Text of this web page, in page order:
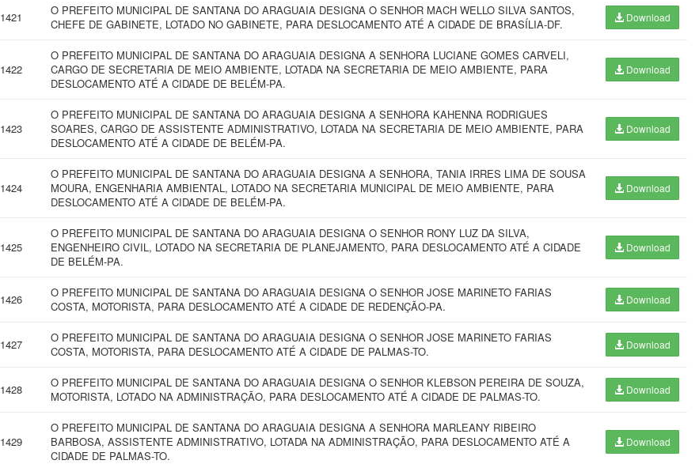
1421
O PREFEITO MUNICIPAL DE SANTANA DO ARAGUAIA DESIGNA O SENHOR MACH WELLO SILVA SANTOS,
CHEFE DE GABINETE, LOTADO NO GABINETE, PARA DESLOCAMENTO ATÉ A CIDADE DE BRASÍLIA-DF.
Download
1422
O PREFEITO MUNICIPAL DE SANTANA DO ARAGUAIA DESIGNA A SENHORA LUCIANE GOMES CARVELI,
CARGO DE SECRETARIA DE MEIO AMBIENTE, LOTADA NA SECRETARIA DE MEIO AMBIENTE, PARA
DESLOCAMENTO ATÉ A CIDADE DE BELÉM-PA.
Download
1423
O PREFEITO MUNICIPAL DE SANTANA DO ARAGUAIA DESIGNA A SENHORA KAHENNA RODRIGUES
SOARES, CARGO DE ASSISTENTE ADMINISTRATIVO, LOTADA NA SECRETARIA DE MEIO AMBIENTE, PARA
DESLOCAMENTO ATÉ A CIDADE DE BELÉM-PA.
Download
1424
O PREFEITO MUNICIPAL DE SANTANA DO ARAGUAIA DESIGNA A SENHORA, TANIA IRRES LIMA DE SOUSA
MOURA, ENGENHARIA AMBIENTAL, LOTADO NA SECRETARIA MUNICIPAL DE MEIO AMBIENTE, PARA
DESLOCAMENTO ATÉ A CIDADE DE BELÉM-PA.
Download
1425
O PREFEITO MUNICIPAL DE SANTANA DO ARAGUAIA DESIGNA O SENHOR RONY LUZ DA SILVA,
ENGENHEIRO CIVIL, LOTADO NA SECRETARIA DE PLANEJAMENTO, PARA DESLOCAMENTO ATÉ A CIDADE
DE BELÉM-PA.
Download
1426
O PREFEITO MUNICIPAL DE SANTANA DO ARAGUAIA DESIGNA O SENHOR JOSE MARINETO FARIAS
COSTA, MOTORISTA, PARA DESLOCAMENTO ATÉ A CIDADE DE REDENÇÃO-PA.
Download
1427
O PREFEITO MUNICIPAL DE SANTANA DO ARAGUAIA DESIGNA O SENHOR JOSE MARINETO FARIAS
COSTA, MOTORISTA, PARA DESLOCAMENTO ATÉ A CIDADE DE PALMAS-TO.
Download
1428
O PREFEITO MUNICIPAL DE SANTANA DO ARAGUAIA DESIGNA O SENHOR KLEBSON PEREIRA DE SOUZA,
MOTORISTA, LOTADO NA ADMINISTRAÇÃO, PARA DESLOCAMENTO ATÉ A CIDADE DE PALMAS-TO.
Download
1429
O PREFEITO MUNICIPAL DE SANTANA DO ARAGUAIA DESIGNA A SENHORA MARLEANY RIBEIRO
BARBOSA, ASSISTENTE ADMINISTRATIVO, LOTADA NA ADMINISTRAÇÃO, PARA DESLOCAMENTO ATÉ A
CIDADE DE PALMAS-TO.
Download